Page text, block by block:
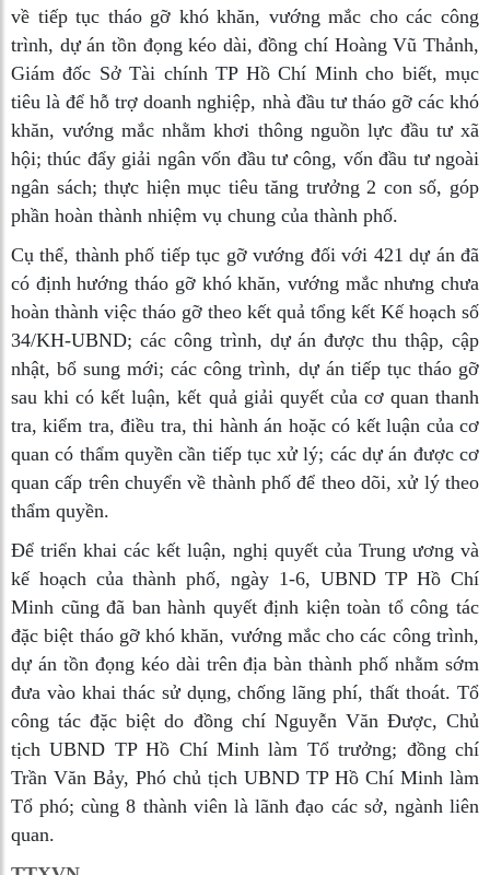
về tiếp tục tháo gỡ khó khăn, vướng mắc cho các công
trình, dự án tồn đọng kéo dài, đồng chí Hoàng Vũ Thảnh,
Giám đốc Sở Tài chính TP Hồ Chí Minh cho biết, mục
tiêu là để hỗ trợ doanh nghiệp, nhà đầu tư tháo gỡ các khó
khăn, vướng mắc nhằm khơi thông nguồn lực đầu tư xã
hội; thúc đẩy giải ngân vốn đầu tư công, vốn đầu tư ngoài
ngân sách; thực hiện mục tiêu tăng trưởng 2 con số, góp
phần hoàn thành nhiệm vụ chung của thành phố.
Cụ thể, thành phố tiếp tục gỡ vướng đối với 421 dự án đã
có định hướng tháo gỡ khó khăn, vướng mắc nhưng chưa
hoàn thành việc tháo gỡ theo kết quả tổng kết Kế hoạch số
34/KH-UBND; các công trình, dự án được thu thập, cập
nhật, bổ sung mới; các công trình, dự án tiếp tục tháo gỡ
sau khi có kết luận, kết quả giải quyết của cơ quan thanh
tra, kiểm tra, điều tra, thi hành án hoặc có kết luận của cơ
quan có thẩm quyền cần tiếp tục xử lý; các dự án được cơ
quan cấp trên chuyển về thành phố để theo dõi, xử lý theo
thẩm quyền.
Để triển khai các kết luận, nghị quyết của Trung ương và
kế hoạch của thành phố, ngày 1-6, UBND TP Hồ Chí
Minh cũng đã ban hành quyết định kiện toàn tổ công tác
đặc biệt tháo gỡ khó khăn, vướng mắc cho các công trình,
dự án tồn đọng kéo dài trên địa bàn thành phố nhằm sớm
đưa vào khai thác sử dụng, chống lãng phí, thất thoát. Tổ
công tác đặc biệt do đồng chí Nguyễn Văn Được, Chủ
tịch UBND TP Hồ Chí Minh làm Tổ trưởng; đồng chí
Trần Văn Bảy, Phó chủ tịch UBND TP Hồ Chí Minh làm
Tổ phó; cùng 8 thành viên là lãnh đạo các sở, ngành liên
quan.